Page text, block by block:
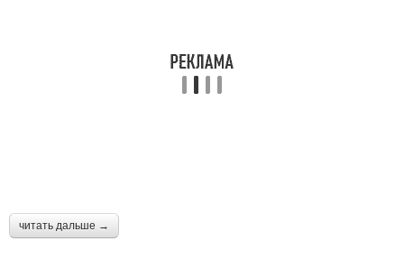
читать дальше →